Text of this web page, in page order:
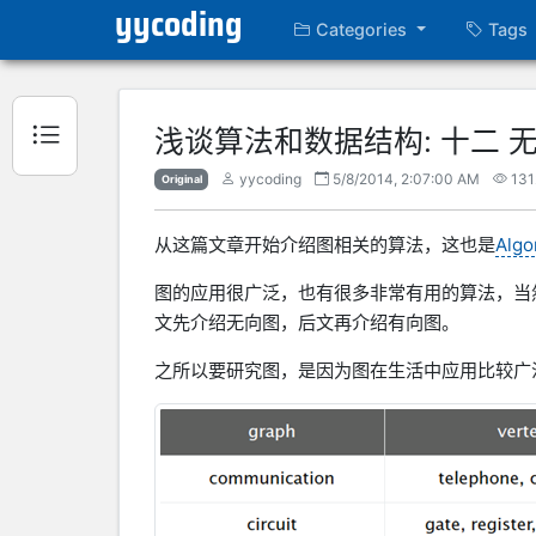
yycoding Categories Tags
浅谈算法和数据结构: 十二
Original yycoding 5/8/2014, 2:07:00 AM
从这篇文章开始介绍图相关的算法，这也是
图的应用很广泛，也有很多非常有用的算法，
文先介绍无向图，后文再介绍有向图。
之所以要研究图，是因为图在生活中应用比较广